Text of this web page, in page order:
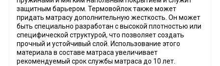
защитным барьером. Термовойлок также может
придать матрасу дополнительную жесткость. Он может
быть специально разработан с высокой плотностью или
специфической структурой, что позволяет создать
прочный и устойчивый слой. Использование этого
материала в составе матраса увеличивает
рекомендуемый срок службы матраса до 10 лет.